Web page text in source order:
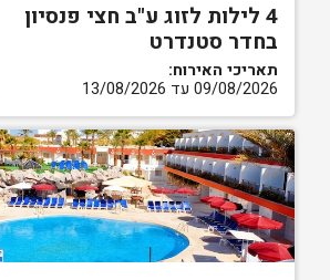
4 לילות לזוג ע"ב חצי פנסיון
בחדר סטנדרט
תאריכי האירוח:
09/08/2026 עד 13/08/2026